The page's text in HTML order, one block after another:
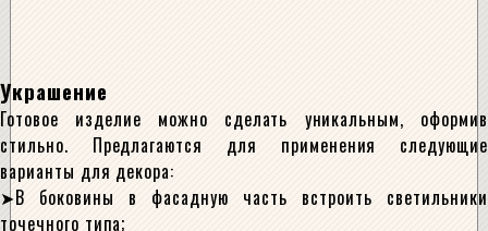
Украшение
Готовое изделие можно сделать уникальным, оформив
стильно. Предлагаются для применения следующие
варианты для декора:
В боковины в фасадную часть встроить светильники
точечного типа;